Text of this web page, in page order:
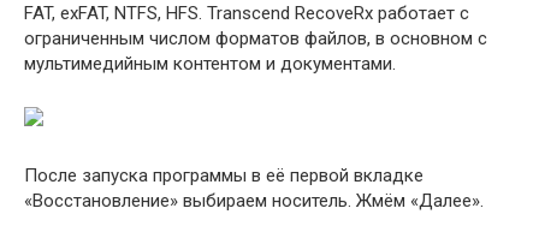
FAT, exFAT, NTFS, HFS. Transcend RecoveRx работает с
ограниченным числом форматов файлов, в основном с
мультимедийным контентом и документами.
После запуска программы в её первой вкладке
«Восстановление» выбираем носитель. Жмём «Далее».